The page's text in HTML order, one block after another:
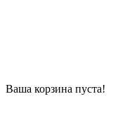
Ваша корзина пуста!